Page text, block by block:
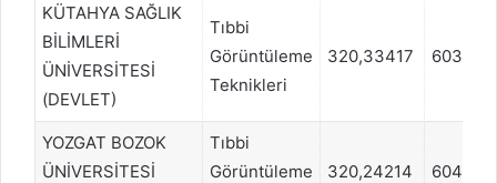
KÜTAHYA SAĞLIK
BİLİMLERİ
ÜNİVERSİTESİ
(DEVLET)
Tıbbi
Görüntüleme
Teknikleri
320,33417 603773
YOZGAT BOZOK
ÜNİVERSİTESİ
Tıbbi
Görüntüleme
320,24214 604607